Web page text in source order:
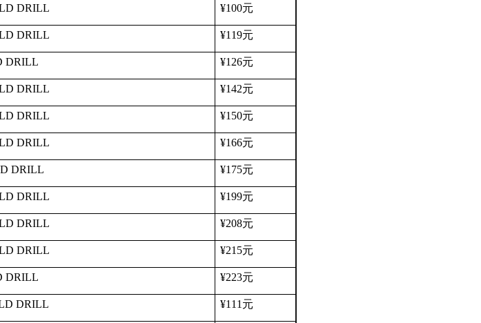
DRILL ¥100元
DRILL ¥119元
DRILL ¥126元
DRILL ¥142元
DRILL ¥150元
DRILL ¥166元
DRILL ¥175元
DRILL ¥199元
DRILL ¥208元
DRILL ¥215元
DRILL ¥223元
DRILL ¥111 元